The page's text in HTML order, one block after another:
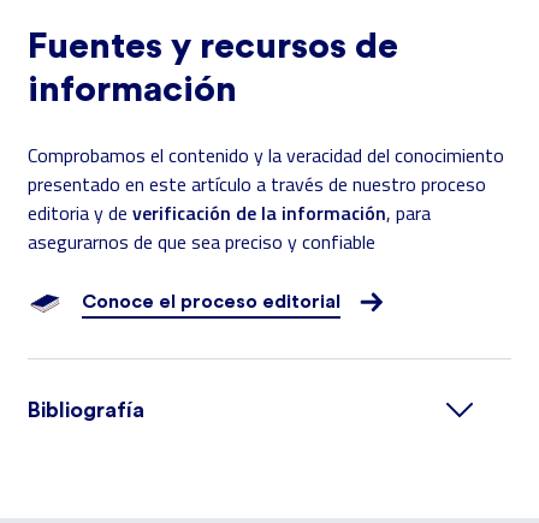
Fuentes y recursos de
información
Comprobamos el contenido y la veracidad del conocimiento
presentado en este artículo a través de nuestro proceso
editoria y de verificación de la información, para
asegurarnos de que sea preciso y confiable
Conoce el proceso editorial
Bibliografía